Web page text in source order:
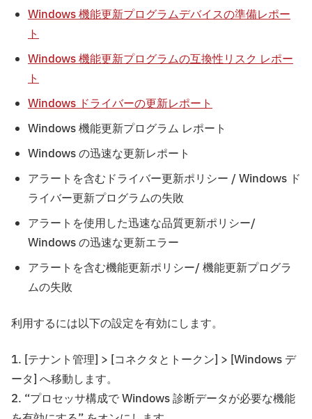
Windows 機能更新プログラムデバイスの準備レポー
ト
Windows 機能更新プログラムの互換性リスク レポー
ト
Windows ドライバーの更新レポート
Windows 機能更新プログラム レポート
Windows の迅速な更新レポート
アラートを含むドライバー更新ポリシー / Windows ド
ライバー更新プログラムの失敗
アラートを使用した迅速な品質更新ポリシー/
Windows の迅速な更新エラー
アラートを含む機能更新ポリシー/ 機能更新プログラ
ムの失敗
利用するには以下の設定を有効にします。
1. [テナント管理] > [コネクタとトークン] > [Windows デ
ータ] へ移動します。
2. “プロセッサ構成で Windows 診断データが必要な機能